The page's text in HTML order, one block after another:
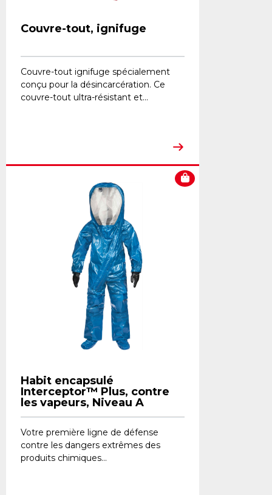
Couvre-tout, ignifuge
Couvre-tout ignifuge spécialement
conçu pour la désincarcération. Ce
couvre-tout ultra-résistant et...
Habit encapsulé
Interceptor™ Plus, contre
les vapeurs, Niveau A
Votre première ligne de défense
contre les dangers extrêmes des
produits chimiques...